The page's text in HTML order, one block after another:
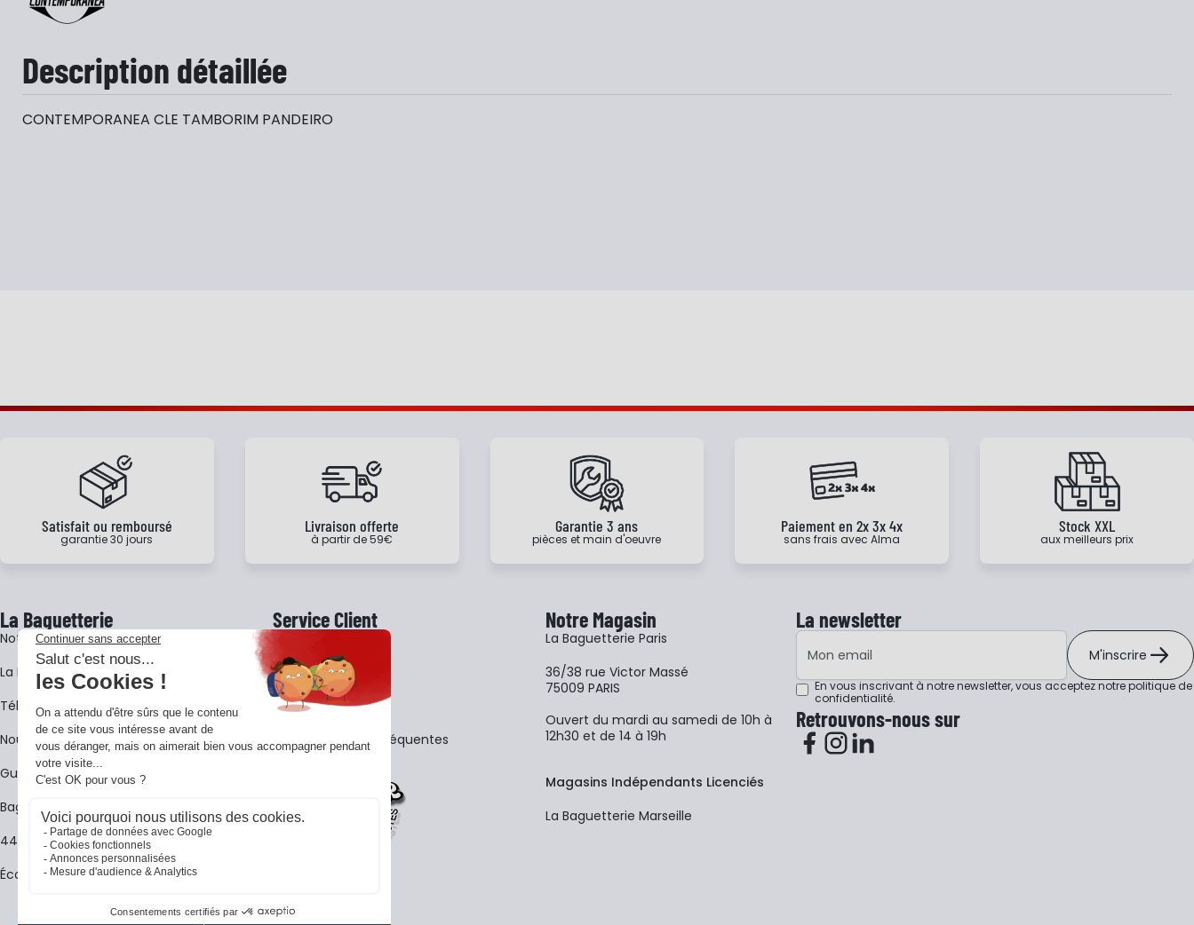
Description détaillée
CONTEMPORANEA CLE TAMBORIM PANDEIRO
Satisfait ou remboursé
garantie 30 jours
Livraison offerte
à partir de 59€
Garantie 3 ans
pièces et main d'oeuvre
Paiement en 2x 3x 4x
sans frais avec Alma
Stock XXL
aux meilleurs prix
La Baguetterie
Notre histoire
La BagShow
​Télécharger le catalogue
Nous contacter
Guides La Baguetterie
Baguetterie Shop Online
44 ans de rencontres
Écoles
Service Client
Garantie 3 ans
CGV
FAQ - Questions Fréquentes
Notre Magasin
La Baguetterie Paris
36/38 rue Victor Massé
75009 PARIS
Ouvert du mardi au samedi de 10h à
12h30 et de 14 à 19h
Magasins Indépendants Licenciés
La Baguetterie Marseille
La newsletter
Adresse e-mail
M'inscrire
En vous inscrivant à notre newsletter, vous acceptez notrepolitique de
confidentialité.
Retrouvons-nous sur